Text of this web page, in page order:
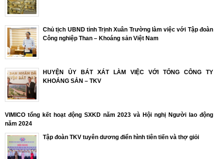
Chủ tịch UBND tỉnh Trịnh Xuân Trường làm việc với Tập đoàn
Công nghiệp Than – Khoáng sản Việt Nam
HUYỆN ỦY BÁT XÁT LÀM VIỆC VỚI TỔNG CÔNG TY
KHOÁNG SẢN – TKV
VIMICO tổng kết hoạt động SXKD năm 2023 và Hội nghị Người lao động
năm 2024
Tập đoàn TKV tuyên dương điển hình tiên tiến và thợ giỏi